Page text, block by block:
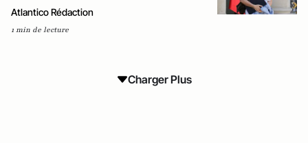
Atlantico Rédaction
1 min de lecture
Charger Plus